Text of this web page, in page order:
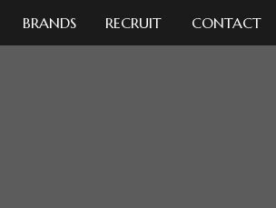
BRANDS RECRUIT CONTACT